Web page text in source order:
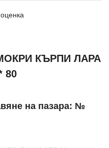
КЪРПИ ЛАРА
80
на пазара: №